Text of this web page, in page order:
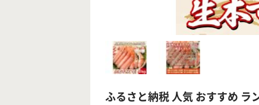
ふるさと納税 人気 おすすめ ラ